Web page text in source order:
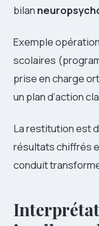
bilan
Exemple
scolaires
prise en charge
un plan d’action
La restitution est
résultats chiffrés
conduit